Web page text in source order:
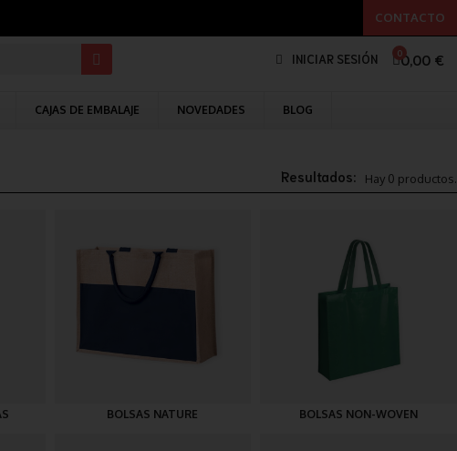
CONTACTO
INICIAR SESIÓN 0,00 €
CAJAS DE EMBALAJE NOVEDADES BLOG
Resultados: Hay 0 productos.
BOLSAS NATURE BOLSAS NON-WOVEN